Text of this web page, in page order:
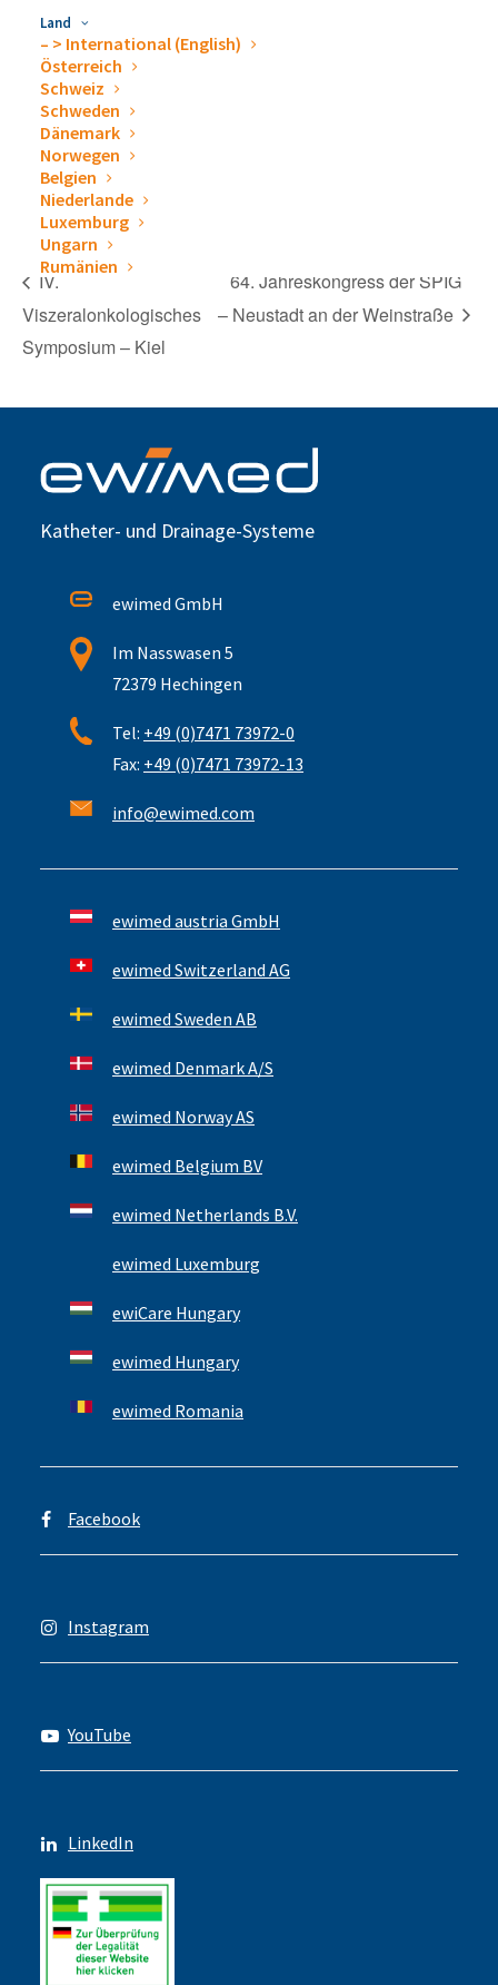
Land
– > International (English)
Österreich
Schweiz
Schweden
Dänemark
Norwegen
Belgien
Niederlande
Luxemburg
Ungarn
Rumänien
l&cHash=03d5f183024a
13b1b81bf50c5cf26fc1
VERANSTALTUNGSORT
Universitätsklinikum Ulm, Zentrum für Innere Medizin
Albert-Einstein-Allee 23
Ulm,89081Deutschland
IV.
Viszeralonkologisches
Symposium – Kiel
64. Jahreskongress der SPIG
– Neustadt an der Weinstraße
Katheter- und Drainage-Systeme
ewimed GmbH
Im Nasswasen 5
72379 Hechingen
Tel: +49 (0)7471 73972-0
Fax: +49 (0)7471 73972-13
info@ewimed.com
ewimed austria GmbH
ewimed Switzerland AG
ewimed Sweden AB
ewimed Denmark A/S
ewimed Norway AS
ewimed Belgium BV
ewimed Netherlands B.V.
ewimed Luxemburg
ewiCare Hungary
ewimed Hungary
ewimed Romania
Facebook
Instagram
YouTube
LinkedIn